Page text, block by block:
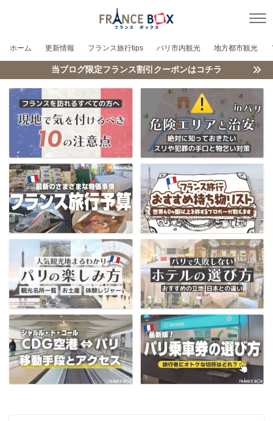
ホーム 更新情報 フランス旅行tips パリ市内観光 地方都市観光
当ブログ限定フランス割引クーポンはコチラ